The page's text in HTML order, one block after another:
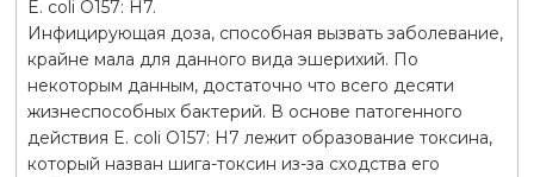
E. coli O157: H7.
Инфицирующая доза, способная вызвать заболевание,
крайне мала для данного вида эшерихий. По
некоторым данным, достаточно что всего десяти
жизнеспособных бактерий. В основе патогенного
действия E. coli O157: H7 лежит образование токсина,
который назван шига-токсин из-за сходства его